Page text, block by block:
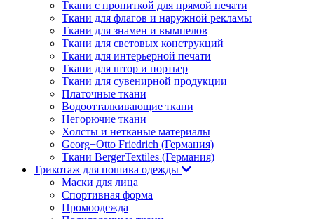
Ткани с пропиткой для прямой печати
Ткани для флагов и наружной рекламы
Ткани для знамен и вымпелов
Ткани для световых конструкций
Ткани для интерьерной печати
Ткани для штор и портьер
Ткани для сувенирной продукции
Платочные ткани
Водоотталкивающие ткани
Негорючие ткани
Холсты и нетканые материалы
Georg+Otto Friedrich (Германия)
Ткани BergerTextiles (Германия)
Трикотаж для пошива одежды
Маски для лица
Спортивная форма
Промоодежда